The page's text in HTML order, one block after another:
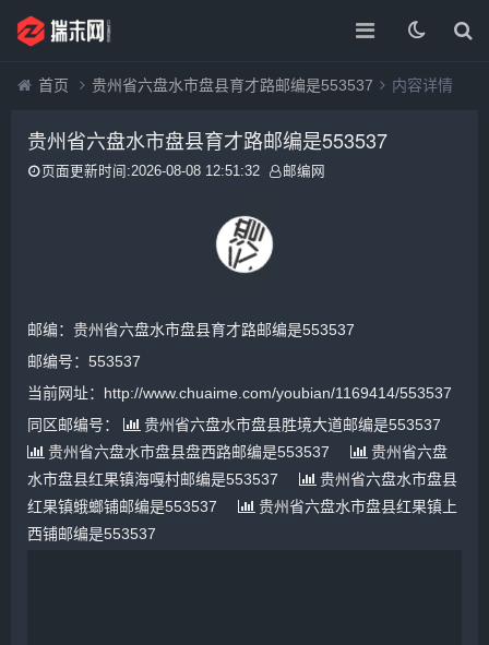
首页 贵州省六盘水市盘县育才路邮编是553537 内容详情
贵州省六盘水市盘县育才路邮编是553537
页面更新时间:2026-08-08 12:51:32 邮编网
邮编：贵州省六盘水市盘县育才路邮编是553537
邮编号：553537
当前网址：http://www.chuaime.com/youbian/1169414/553537
同区邮编号：
贵州省六盘水市盘县胜境大道邮编是553537
贵州省六盘水市盘县盘西路邮编是553537
贵州省六盘
水市盘县红果镇海嘎村邮编是553537
贵州省六盘水市盘县
红果镇蛾螂铺邮编是553537
贵州省六盘水市盘县红果镇上
西铺邮编是553537